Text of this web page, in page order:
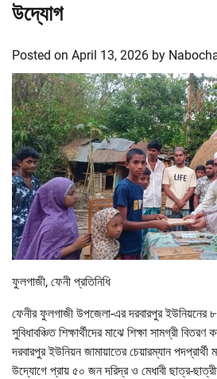
উদ্যোগ
Posted on April 13, 2026 by
ফুলগাজী, ফেনী প্রতিনিধি
ফেনীর ফুলগাজী উপজেলা-এর দরবারপুর ইউনিয়নের ৮
সুবিধাবঞ্চিত শিক্ষার্থীদের মাঝে শিক্ষা সামগ্রী
দরবারপুর ইউনিয়ন জামায়াতের চেয়ারম্যান
উদ্যোগে প্রায় ৫০ জন দরিদ্র ও মেধাবী ছাত্র-